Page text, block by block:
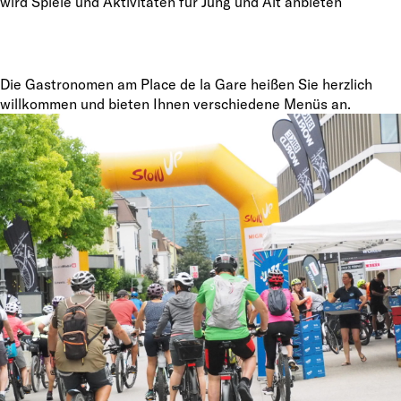
Die Gastronomen am Place de la Gare heißen Sie herzlich
willkommen und bieten Ihnen verschiedene Menüs an.